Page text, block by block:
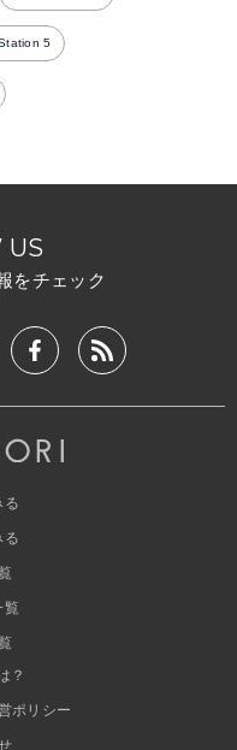
5
US
をチェック
る
る
覧
？
ポリシー